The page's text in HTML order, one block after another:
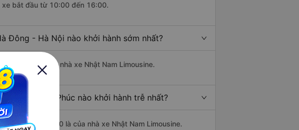
xe bắt đầu từ 10:00 đến 16:00.
Đông - Hà Nội nào khởi hành sớm nhất?
10:00 là của nhà xe Nhật Nam Limousine.
Đảo - Vĩnh Phúc nào khởi hành trễ nhất?
là vào lúc 16:00 là của nhà xe Nhật Nam Limousine.